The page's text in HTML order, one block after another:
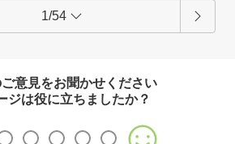
1/54
意見をお聞かせください
ジは役に立ちましたか？